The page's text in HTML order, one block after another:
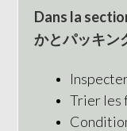
Dans la
かとパッキン
Trier les